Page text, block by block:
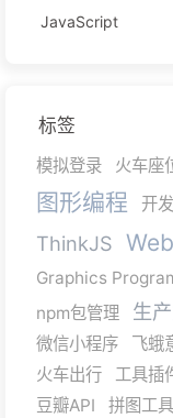
JavaScript
标签
模拟登录 火车座
图形编程 开
ThinkJS
Graphics
npm包管理
生
微信小程序
飞蛾
火车出行
工具插
豆瓣API
拼图工具